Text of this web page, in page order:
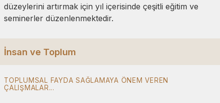
düzeylerini artırmak için yıl içerisinde çeşitli eğitim ve
seminerler düzenlenmektedir.
İnsan ve Toplum
TOPLUMSAL FAYDA SAĞLAMAYA ÖNEM VEREN
ÇALIŞMALAR...